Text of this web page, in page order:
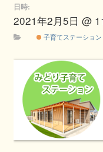
日時:
2021年2月5日 @
子育てステーション